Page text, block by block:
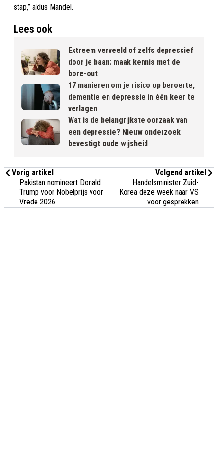
stap,” aldus Mandel.
Lees ook
Extreem verveeld of zelfs depressief
door je baan: maak kennis met de
bore-out
17 manieren om je risico op beroerte,
dementie en depressie in één keer te
verlagen
Wat is de belangrijkste oorzaak van
een depressie? Nieuw onderzoek
bevestigt oude wijsheid
Vorig artikel
Pakistan nomineert Donald
Trump voor Nobelprijs voor
Vrede 2026
Volgend artikel
Handelsminister Zuid-
Korea deze week naar VS
voor gesprekken